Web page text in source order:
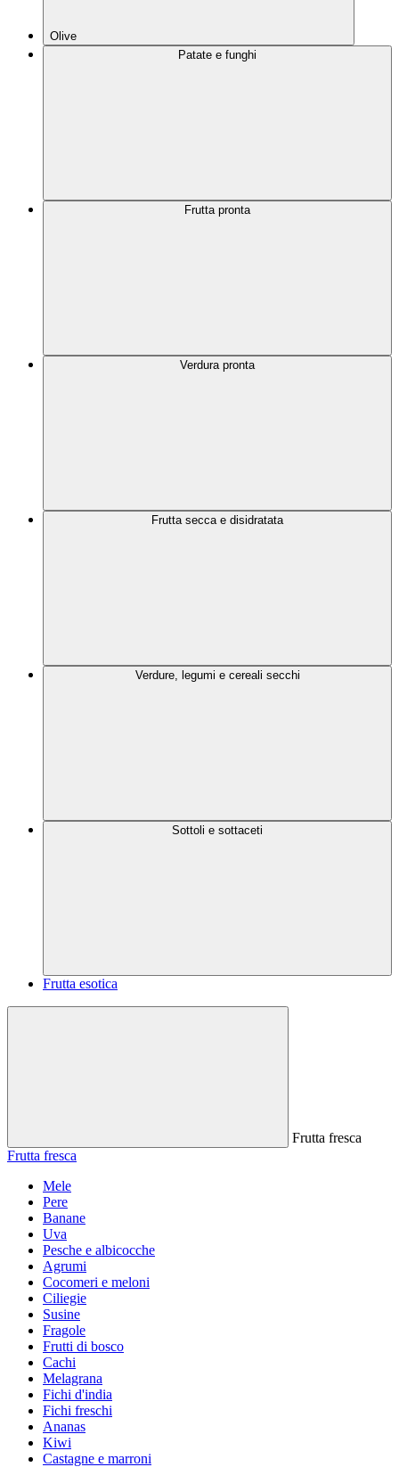
Olive
Patate e funghi
Frutta pronta
Verdura pronta
Frutta secca e disidratata
Verdure, legumi e cereali secchi
Sottoli e sottaceti
Frutta esotica
Frutta fresca
Frutta fresca
Mele
Pere
Banane
Uva
Pesche e albicocche
Agrumi
Cocomeri e meloni
Ciliegie
Susine
Fragole
Frutti di bosco
Cachi
Melagrana
Fichi d'india
Fichi freschi
Ananas
Kiwi
Castagne e marroni